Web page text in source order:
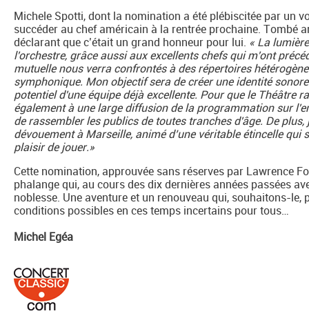
Michele Spotti, dont la nomination a été plébiscitée par un
succéder au chef américain à la rentrée prochaine. Tombé
déclarant que c’était un grand honneur pour lui. « La
l'orchestre, grâce aussi aux excellents chefs qui m'ont
mutuelle nous verra confrontés à des répertoires
symphonique. Mon objectif sera de créer une identité
potentiel d'une équipe déjà excellente. Pour que le Théâtre
également à une large diffusion de la programmation sur
de rassembler les publics de toutes tranches d'âge. De
dévouement à Marseille, animé d’une véritable étincelle
plaisir de jouer.»
Cette nomination, approuvée sans réserves par Lawrence
phalange qui, au cours des dix dernières années passées
noblesse. Une aventure et un renouveau qui, souhaitons-
conditions possibles en ces temps incertains pour tous…
Michel Egéa